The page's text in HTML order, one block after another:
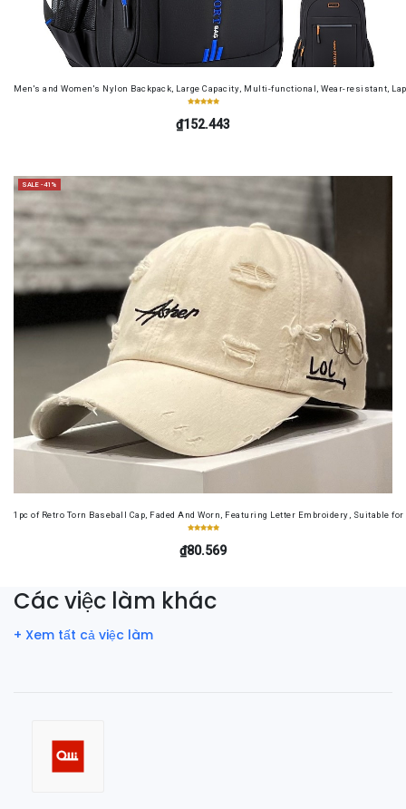
Men's and Women's Nylon Backpack, Large Capacity, Multi-functional, Wear-resistant,
₫152.443
SALE -41%
1pc of Retro Torn Baseball Cap, Faded And Worn, Featuring Letter Embroidery, Suitable
₫80.569
Các việc làm khác
+ Xem tất cả việc làm